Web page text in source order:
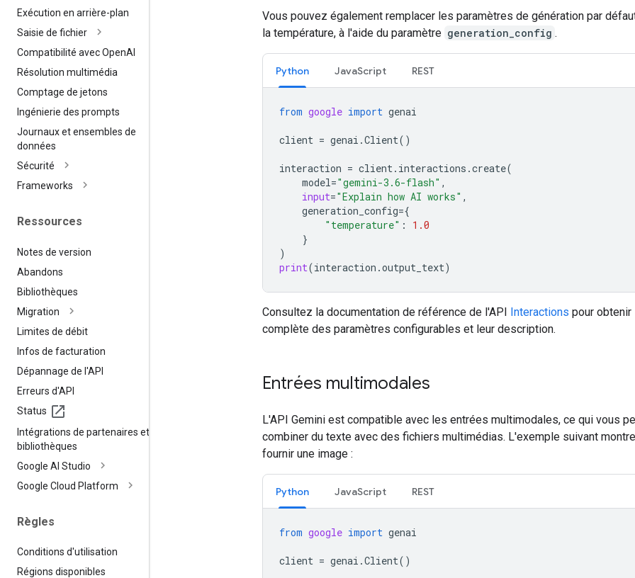
Exécution en arrière-plan
Saisie de fichier
Compatibilité avec OpenAI
Résolution multimédia
Comptage de jetons
Ingénierie des prompts
Journaux et ensembles de
données
Sécurité
Frameworks
Ressources
Notes de version
Abandons
Bibliothèques
Migration
Limites de débit
Infos de facturation
Dépannage de l'API
Erreurs d'API
Status
Intégrations de partenaires et de
bibliothèques
Google AI Studio
Google Cloud Platform
Règles
Conditions d'utilisation
Régions disponibles
Vous pouvez également remplacer les paramètres de génération par
la température, à l'aide du paramètre generation_config .
Python JavaScript REST
from google import genai
client = genai .Client()
interaction = client. interactions .create(
model="gemini-3.6-flash" ,
input="Explain how AI works" ,
generation_config={
"temperature" :
1.0
}
)
print(interaction .output_text)
Consultez la documentation de référence de l'API Interactions pour
complète des paramètres configurables et leur description.
Entrées multimodales
L'API Gemini est compatible avec les entrées multimodales, ce qui vous
combiner du texte avec des fichiers multimédias. L'exemple suivant
fournir une image :
Python JavaScript REST
from google import genai
client = genai .Client()